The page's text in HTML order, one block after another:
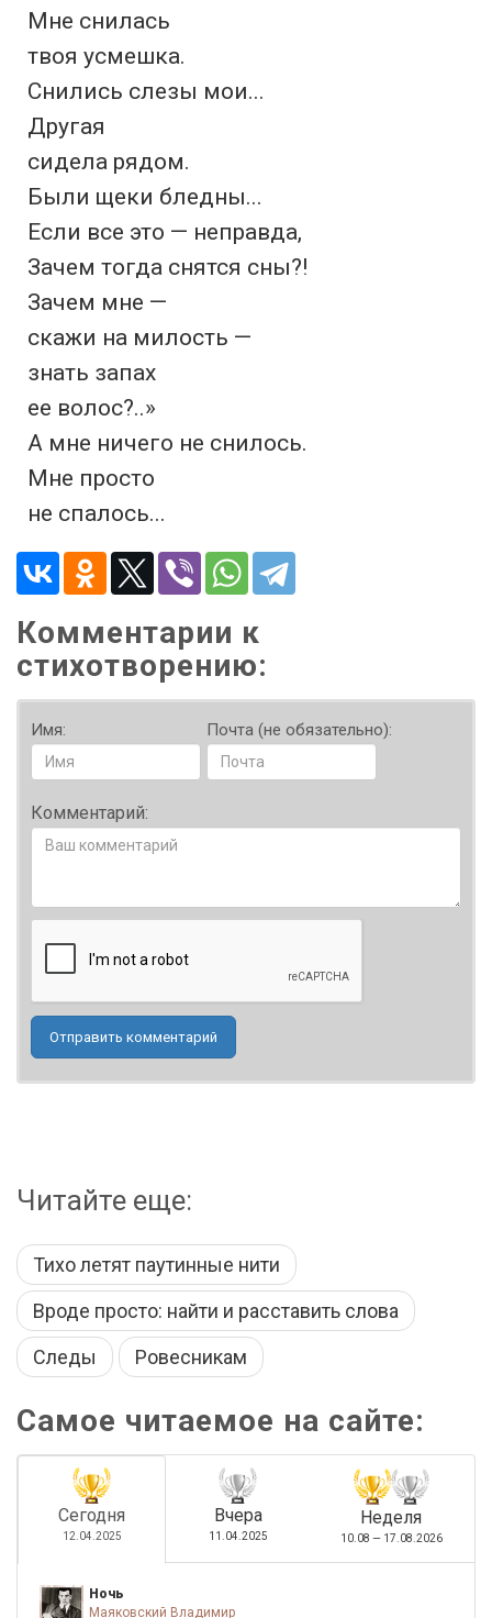
Мне снилась
твоя усмешка.
Снились слезы мои...
Другая
сидела рядом.
Были щеки бледны...
Если все это — неправда,
Зачем тогда снятся сны?!
Зачем мне —
скажи на милость —
знать запах
ее волос?..»
А мне ничего не снилось.
Мне просто
не спалось...
Комментарии к
стихотворению:
Имя: Почта (не обязательно):
Комментарий:
Отправить комментарий
Читайте еще:
Тихо летят паутинные нити
Вроде просто: найти и расставить слова
Следы
Ровесникам
Самое читаемое на сайте:
Сегодня
12.04.2025
Вчера
11.04.2025
Неделя
10.08 — 17.08.2026
Ночь
Маяковский Владимир